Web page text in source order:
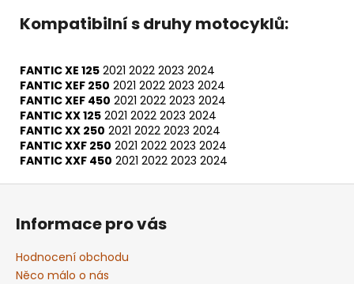
Kompatibilní s druhy motocyklů:
FANTIC XE 125 2021 2022 2023 2024
FANTIC XEF 250 2021 2022 2023 2024
FANTIC XEF 450 2021 2022 2023 2024
FANTIC XX 125 2021 2022 2023 2024
FANTIC XX 250 2021 2022 2023 2024
FANTIC XXF 250 2021 2022 2023 2024
FANTIC XXF 450 2021 2022 2023 2024
Z
Informace pro vás
Hodnocení obchodu
Něco málo o nás